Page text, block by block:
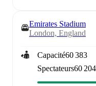
Emirates Stadium
London, England
Capacité60 383
Spectateurs60 204